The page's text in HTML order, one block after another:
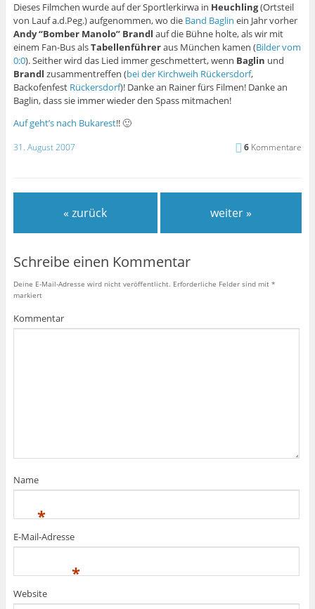
Dieses Filmchen wurde auf der Sportlerkirwa in Heuchling(Ortsteil
von Lauf a.d.Peg.) aufgenommen, wo die Band Baglin ein Jahr vorher
Andy “Bomber Manolo” Brandl auf die Bühne holte, als wir mit
einem Fan-Bus alsTabellenführeraus München kamen (Bilder vom
0:0). Seither wird das Lied immer geschmettert, wenn Baglin und
Brandl zusammentreffen (bei der Kirchweih Rückersdorf,
Backofenfest Rückersdorf)! Danke an Rainer fürs Filmen! Danke an
Baglin, dass sie immer wieder den Spass mitmachen!
Auf geht’s nach Bukarest!! 🙂
31. August 2007 6 Kommentare
« zurück weiter »
Schreibe einen Kommentar
Deine E-Mail-Adresse wird nicht veröffentlicht. Erforderliche Felder sind mit *
markiert
Kommentar
Name
*
E-Mail-Adresse
*
Website